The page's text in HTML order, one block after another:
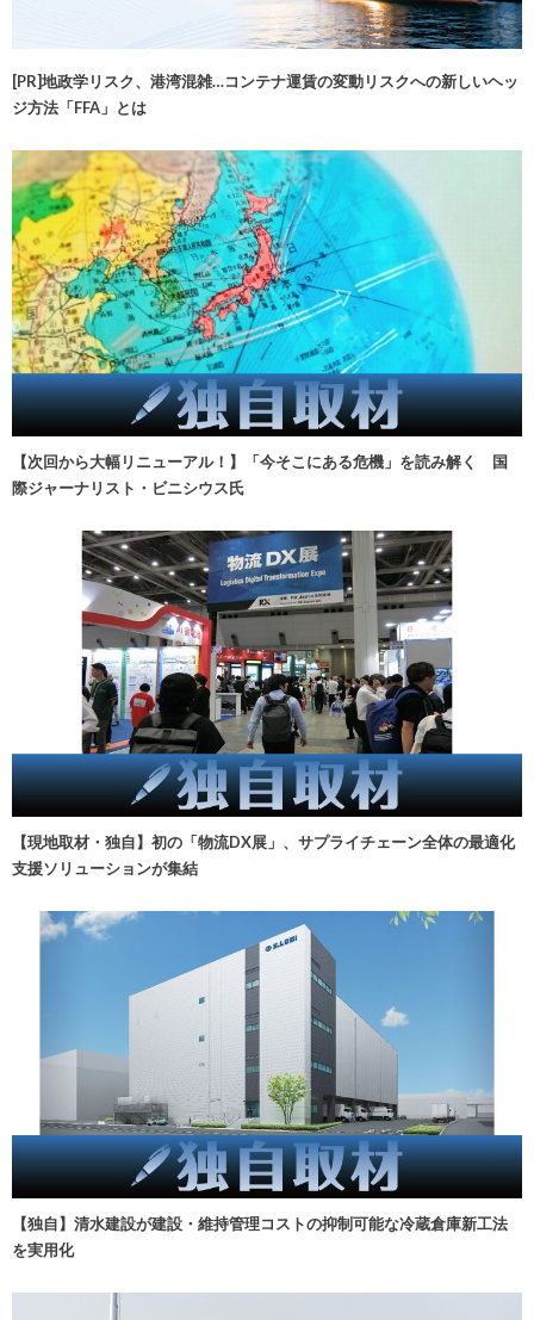
[PR]地政学リスク、港湾混雑…コンテナ運賃の変動リスクへの新しいヘッ
ジ方法「FFA」とは
【次回から大幅リニューアル！】「今そこにある危機」を読み解く 国
際ジャーナリスト・ビニシウス氏
【現地取材・独自】初の「物流DX展」、サプライチェーン全体の最適化
支援ソリューションが集結
【独自】清水建設が建設・維持管理コストの抑制可能な冷蔵倉庫新工法
を実用化